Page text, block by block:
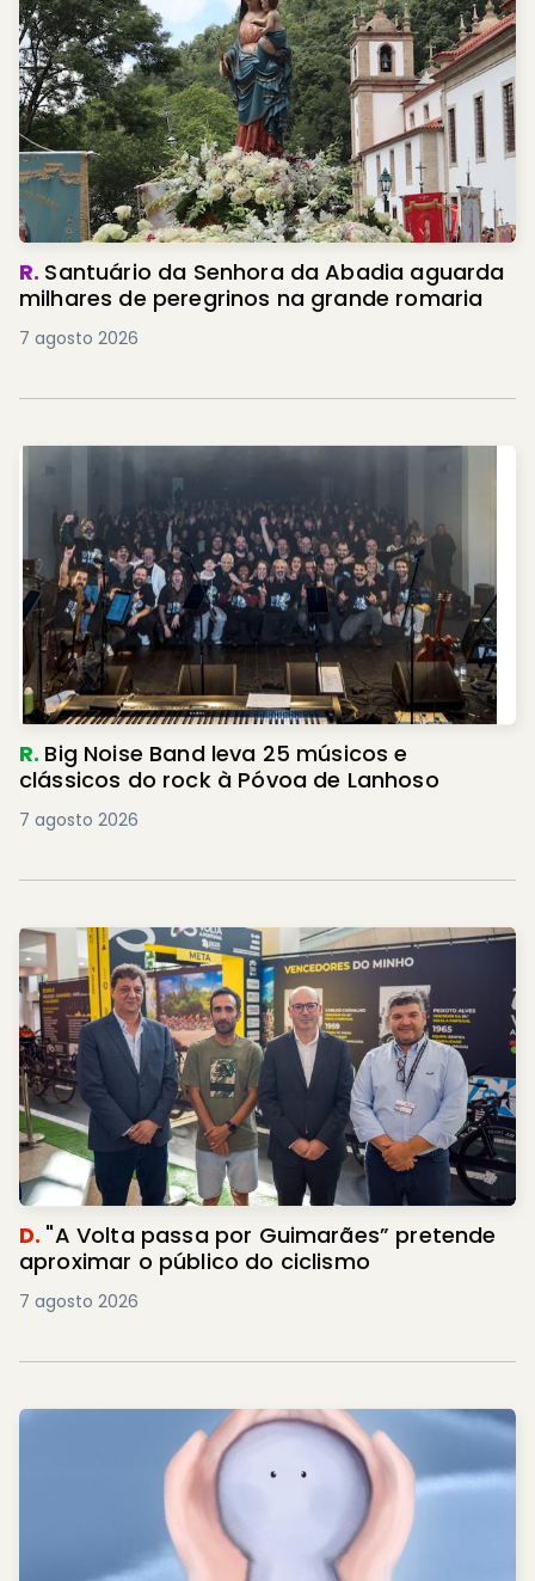
R. Santuário da Senhora da Abadia aguarda
milhares de peregrinos na grande romaria
7 agosto 2026
R. Big Noise Band leva 25 músicos e
clássicos do rock à Póvoa de Lanhoso
7 agosto 2026
D. "A Volta passa por Guimarães” pretende
aproximar o público do ciclismo
7 agosto 2026